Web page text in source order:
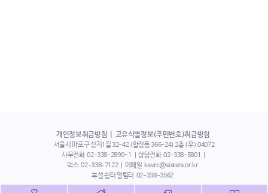
개인정보취급방침 고유식별정보(주민번호)취급방침
서울시 마포구 성지1길 32-42 (합정동 366-24) 2층 (우) 04072
사무전화 02-338-2890~1 상담전화 02-338-5801
팩스 02-338-7122 이메일 ksvrc@sisters.or.kr
부설 쉼터 열림터 02-338-3562